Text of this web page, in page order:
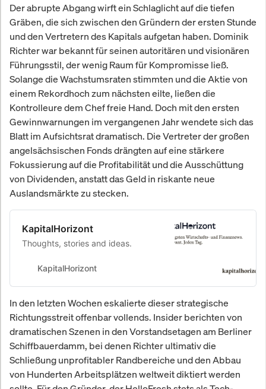
Der abrupte Abgang wirft ein Schlaglicht auf die tiefen
Gräben, die sich zwischen den Gründern der ersten Stunde
und den Vertretern des Kapitals aufgetan haben. Dominik
Richter war bekannt für seinen autoritären und visionären
Führungsstil, der wenig Raum für Kompromisse ließ.
Solange die Wachstumsraten stimmten und die Aktie von
einem Rekordhoch zum nächsten eilte, ließen die
Kontrolleure dem Chef freie Hand. Doch mit den ersten
Gewinnwarnungen im vergangenen Jahr wendete sich das
Blatt im Aufsichtsrat dramatisch. Die Vertreter der großen
angelsächsischen Fonds drängten auf eine stärkere
Fokussierung auf die Profitabilität und die Ausschüttung
von Dividenden, anstatt das Geld in riskante neue
Auslandsmärkte zu stecken.
KapitalHorizont
Thoughts, stories and ideas.
KapitalHorizont
In den letzten Wochen eskalierte dieser strategische
Richtungsstreit offenbar vollends. Insider berichten von
dramatischen Szenen in den Vorstandsetagen am Berliner
Schiffbauerdamm, bei denen Richter ultimativ die
Schließung unprofitabler Randbereiche und den Abbau
von Hunderten Arbeitsplätzen weltweit diktiert werden